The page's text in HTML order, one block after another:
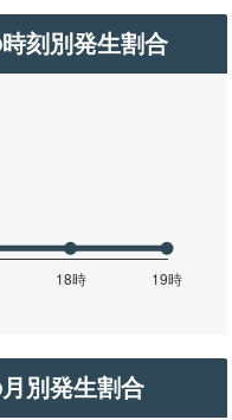
刻別発生割合
別発生割合